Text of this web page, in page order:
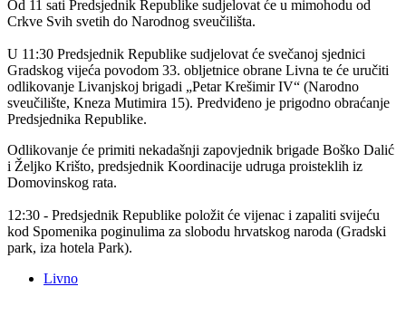
Od 11 sati Predsjednik Republike sudjelovat će u mimohodu od
Crkve Svih svetih do Narodnog sveučilišta.
U 11:30 Predsjednik Republike sudjelovat će svečanoj sjednici
Gradskog vijeća povodom 33. obljetnice obrane Livna te će uručiti
odlikovanje Livanjskoj brigadi „Petar Krešimir IV“ (Narodno
sveučilište, Kneza Mutimira 15). Predviđeno je prigodno obraćanje
Predsjednika Republike.
Odlikovanje će primiti nekadašnji zapovjednik brigade Boško Dalić
i Željko Krišto, predsjednik Koordinacije udruga proisteklih iz
Domovinskog rata.
12:30 - Predsjednik Republike položit će vijenac i zapaliti svijeću
kod Spomenika poginulima za slobodu hrvatskog naroda (Gradski
park, iza hotela Park).
Livno